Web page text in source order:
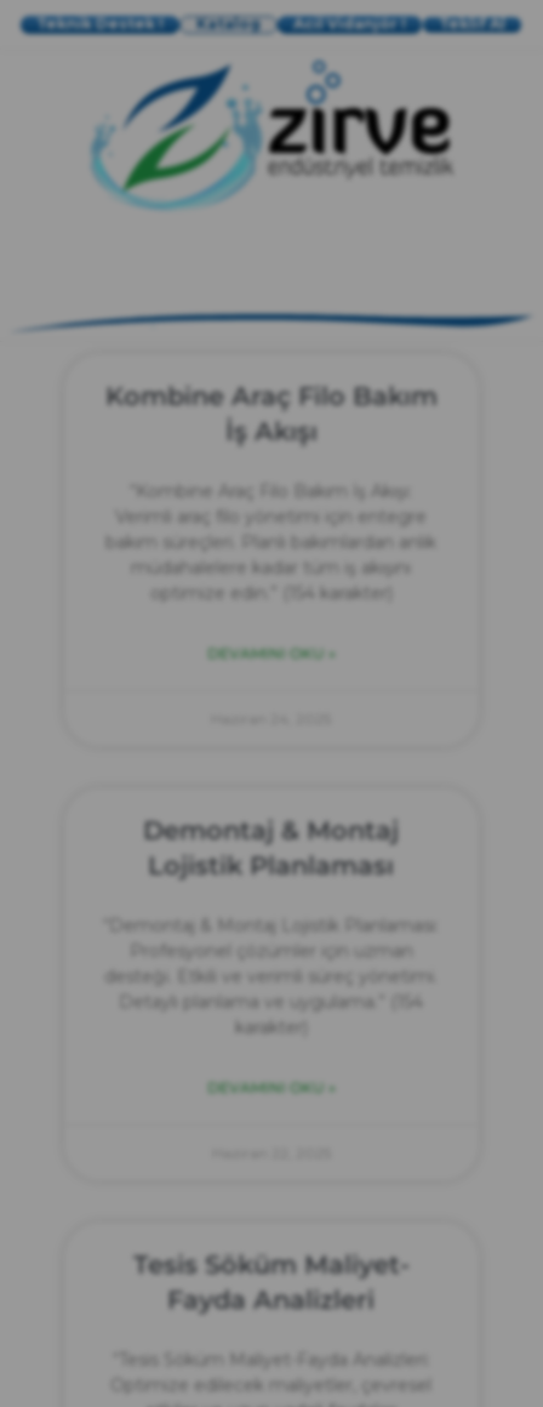
Teknik Destek ! Katalog Acil Vidanjör ! Teklif Al
Kombine Araç Filo Bakım
İş Akışı
“Kombine Araç Filo Bakım İş Akışı:
Verimli araç filo yönetimi için entegre
bakım süreçleri. Planlı bakımlardan anlık
müdahalelere kadar tüm iş akışını
optimize edin.” (154 karakter)
DEVAMINI OKU »
Demontaj & Montaj
Lojistik Planlaması
“Demontaj & Montaj Lojistik Planlaması:
Profesyonel çözümler için uzman
desteği. Etkili ve verimli süreç yönetimi.
Detaylı planlama ve uygulama.” (154
karakter)
DEVAMINI OKU »
Tesis Söküm Maliyet-
Fayda Analizleri
“Tesis Söküm Maliyet-Fayda Analizleri:
Optimize edilecek maliyetler, çevresel